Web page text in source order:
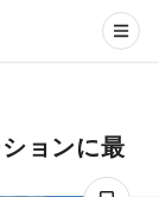
ョンに最